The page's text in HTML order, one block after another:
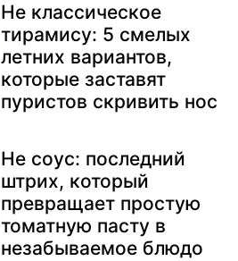
Не классическое
тирамису: 5 смелых
летних вариантов,
которые заставят
пуристов скривить нос
Не соус: последний
штрих, который
превращает простую
томатную пасту в
незабываемое блюдо